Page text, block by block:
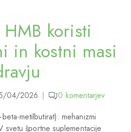
HMB koristi
in kostni masi
04/2026 0 komentarjev
metilbutirat): mehanizmi
svetu športne suplementacije